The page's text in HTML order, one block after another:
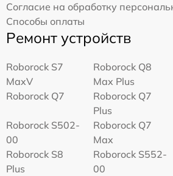
Согласие на обработку
Способы оплаты
Ремонт устройств
Roborock S7
MaxV
Roborock Q8
Max Plus
Roborock Q7
Roborock Q7
Plus
Roborock S502-
00
Roborock Q7
Max
Roborock S8
Plus
Roborock S552-
00